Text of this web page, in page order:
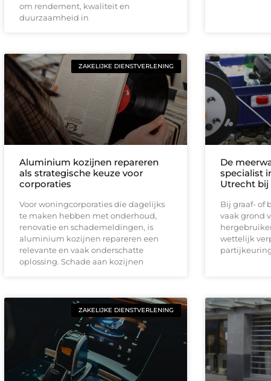
om rendement, kwaliteit en
duurzaamheid in
ZAKELIJKE DIENSTVERLENING
Aluminium kozijnen repareren
als strategische keuze voor
corporaties
Voor woningcorporaties die dagelijks
te maken hebben met onderhoud,
renovatie en schademeldingen, is
aluminium kozijnen repareren een
relevante en vaak onderschatte
oplossing. Schade aan kozijnen
De
specialist
Utrecht
Bij graaf- of
vaak grond
wettelijk
ZAKELIJKE DIENSTVERLENING